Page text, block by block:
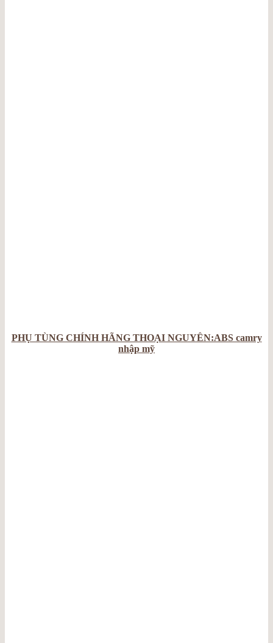
PHỤ TÙNG CHÍNH HÃNG THOẠI NGUYỄN:ABS camry
nhập mỹ